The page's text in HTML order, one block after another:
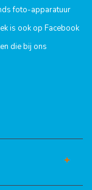
foto-apparatuur
is ook op Facebook
die bij ons